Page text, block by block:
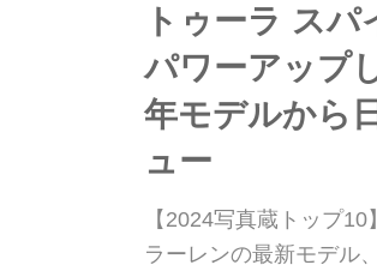
トゥーラ スパ
パワーアップ
年モデルから
ュー
【2024写真蔵トップ
ラーレンの最新モデル